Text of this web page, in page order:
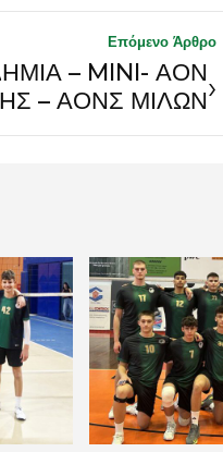
Επόμενο Άρθρο
›
– MINI- ΑΟΝ
– ΑΟΝΣ ΜΙΛΩΝ